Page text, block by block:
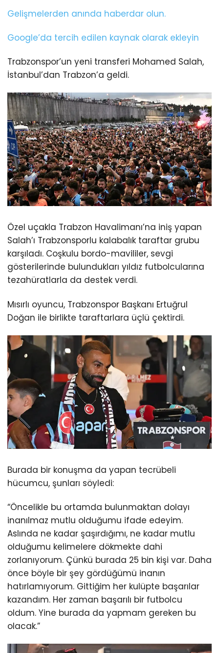
Gelişmelerden anında haberdar olun.
Google’da tercih edilen kaynak olarak ekleyin
Trabzonspor’un yeni transferi Mohamed Salah,
İstanbul’dan Trabzon’a geldi.
Özel uçakla Trabzon Havalimanı’na iniş yapan
Salah’ı Trabzonsporlu kalabalık taraftar grubu
karşıladı. Coşkulu bordo-mavililer, sevgi
gösterilerinde bulundukları yıldız futbolcularına
tezahüratlarla da destek verdi.
Mısırlı oyuncu, Trabzonspor Başkanı Ertuğrul
Doğan ile birlikte taraftarlara üçlü çektirdi.
Burada bir konuşma da yapan tecrübeli
hücumcu, şunları söyledi:
“Öncelikle bu ortamda bulunmaktan dolayı
inanılmaz mutlu olduğumu ifade edeyim.
Aslında ne kadar şaşırdığımı, ne kadar mutlu
olduğumu kelimelere dökmekte dahi
zorlanıyorum. Çünkü burada 25 bin kişi var. Daha
önce böyle bir şey gördüğümü inanın
hatırlamıyorum. Gittiğim her kulüpte başarılar
kazandım. Her zaman başarılı bir futbolcu
oldum. Yine burada da yapmam gereken bu
olacak.”